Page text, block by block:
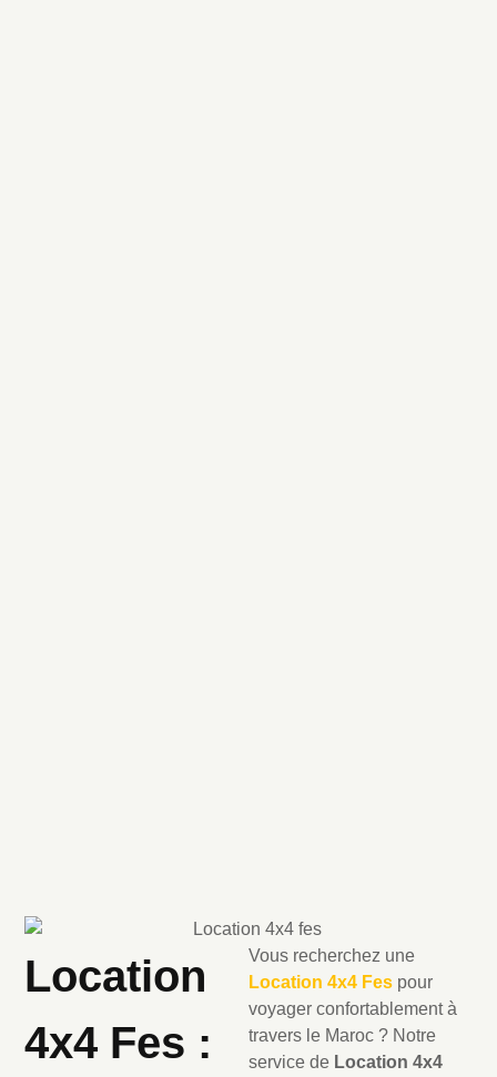
Location
4x4 Fes :
Vous recherchez une
Location 4x4 Fes pour
voyager confortablement à
travers le Maroc ? Notre
service de Location 4x4